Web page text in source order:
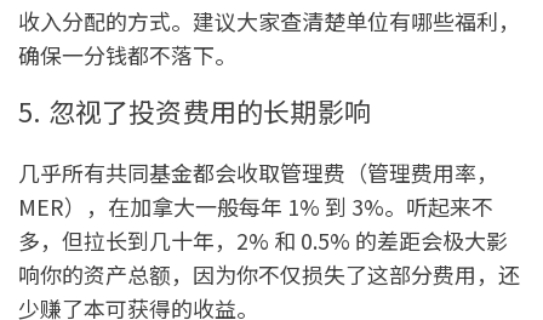
收入分配的方式。建议大家查清楚单位有哪些福利，
确保一分钱都不落下。
5. 忽视了投资费用的长期影响
几乎所有共同基金都会收取管理费（管理费用率，
MER），在加拿大一般每年 1% 到 3%。听起来不
多，但拉长到几十年，2% 和 0.5% 的差距会极大影
响你的资产总额，因为你不仅损失了这部分费用，还
少赚了本可获得的收益。